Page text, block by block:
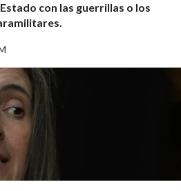
con las guerrillas o los